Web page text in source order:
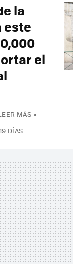
la
este
el
MÁS »
DÍAS